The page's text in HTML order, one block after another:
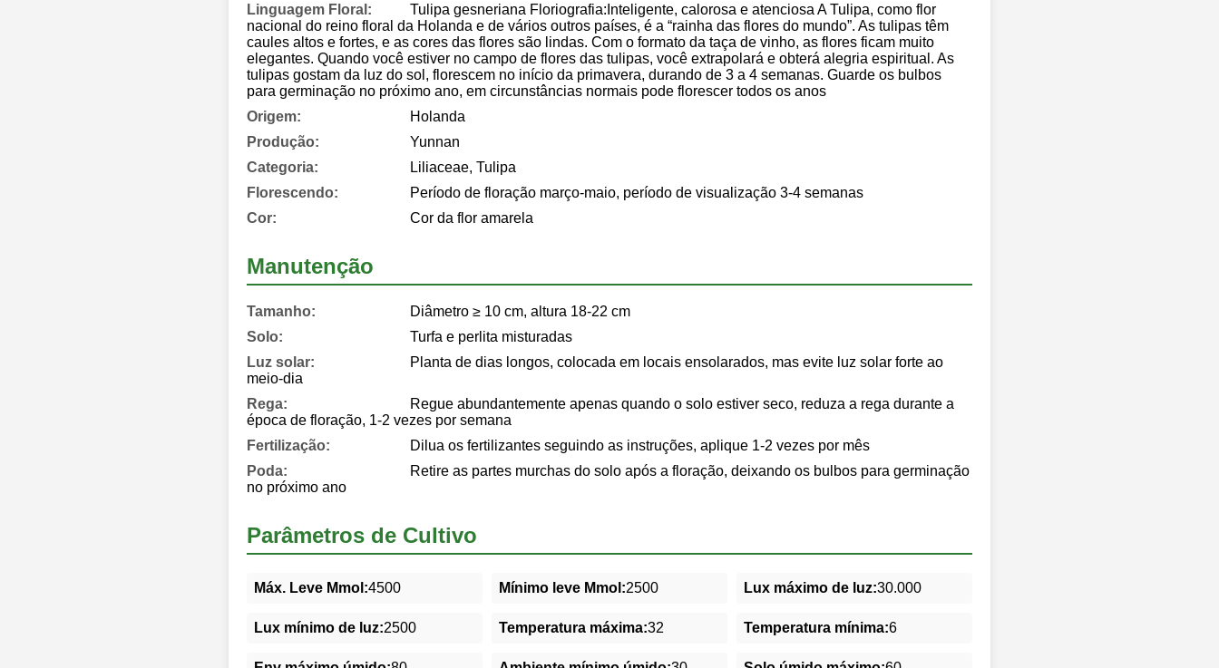
Linguagem Floral:
Tulipa gesneriana Floriografia:Inteligente, calorosa e atenciosa A Tulipa, como flor
nacional do reino floral da Holanda e de vários outros países, é a “rainha das flores do mundo”. As tulipas têm
caules altos e fortes, e as cores das flores são lindas. Com o formato da taça de vinho, as flores ficam muito
elegantes. Quando você estiver no campo de flores das tulipas, você extrapolará e obterá alegria espiritual. As
tulipas gostam da luz do sol, florescem no início da primavera, durando de 3 a 4 semanas. Guarde os bulbos
para germinação no próximo ano, em circunstâncias normais pode florescer todos os anos
Origem:
Holanda
Produção:
Yunnan
Categoria:
Liliaceae, Tulipa
Florescendo:
Período de floração março-maio, período de visualização 3-4 semanas
Cor:
Cor da flor amarela
Manutenção
Tamanho:
Diâmetro ≥ 10 cm, altura 18-22 cm
Solo:
Turfa e perlita misturadas
Luz solar:
Planta de dias longos, colocada em locais ensolarados, mas evite luz solar forte ao
meio-dia
Rega:
Regue abundantemente apenas quando o solo estiver seco, reduza a rega durante a
época de floração, 1-2 vezes por semana
Fertilização:
Dilua os fertilizantes seguindo as instruções, aplique 1-2 vezes por mês
Poda:
Retire as partes murchas do solo após a floração, deixando os bulbos para germinação
no próximo ano
Parâmetros de Cultivo
Máx. Leve Mmol:4500 Mínimo leve Mmol:2500 Lux máximo de luz:30.000
Lux mínimo de luz:2500 Temperatura máxima:32 Temperatura mínima:6